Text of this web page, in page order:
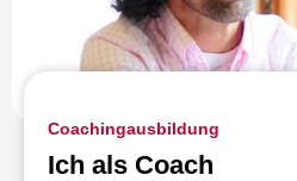
Coachingausbildung
Ich als Coach